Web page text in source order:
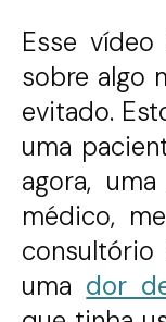
Esse
sobre algo
evitado.
uma
agora,
médico,
consultório
uma dor